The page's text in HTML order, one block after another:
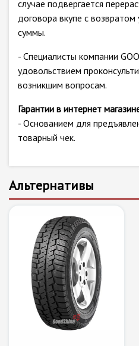
случае подвергается
договора вкупе с возвратом
суммы.
- Специалисты компании
удовольствием
возникшим вопросам.
Гарантии в интернет
- Основанием для
товарный чек.
Альтернативы